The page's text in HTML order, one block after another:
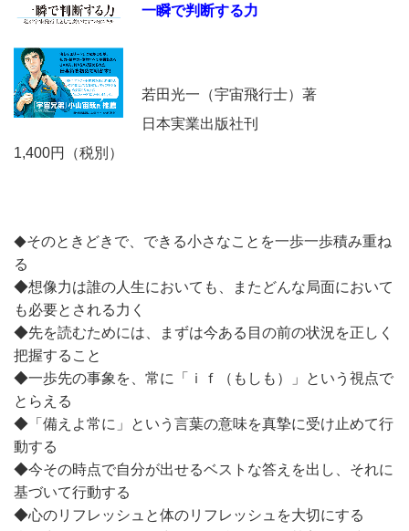
一瞬で判断する力
若田光一（宇宙飛行士）著
日本実業出版社刊
1,400円（税別）
◆そのときどきで、できる小さなことを一歩一歩積み重ね
る
◆想像力は誰の人生においても、またどんな局面において
も必要とされる力く
◆先を読むためには、まずは今ある目の前の状況を正しく
把握すること
◆一歩先の事象を、常に「ｉｆ（もしも）」という視点で
とらえる
◆「備えよ常に」という言葉の意味を真摯に受け止めて行
動する
◆今その時点で自分が出せるベストな答えを出し、それに
基づいて行動する
◆心のリフレッシュと体のリフレッシュを大切にする